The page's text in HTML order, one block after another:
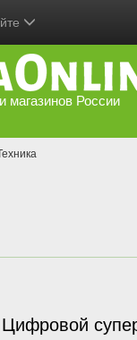
магазинов России
Цифровой